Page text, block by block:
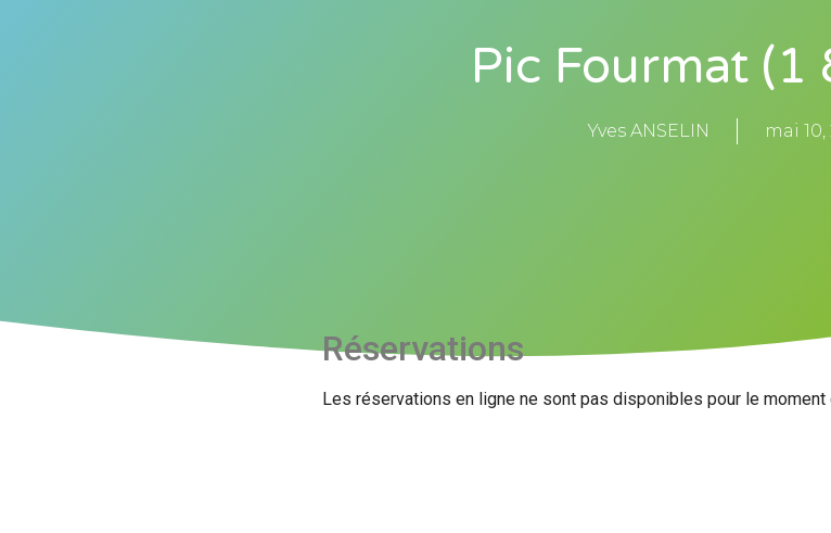
Pic Fourmat (1
Yves ANSELIN mai 10,
Réservations
Les réservations en ligne ne sont pas disponibles pour le